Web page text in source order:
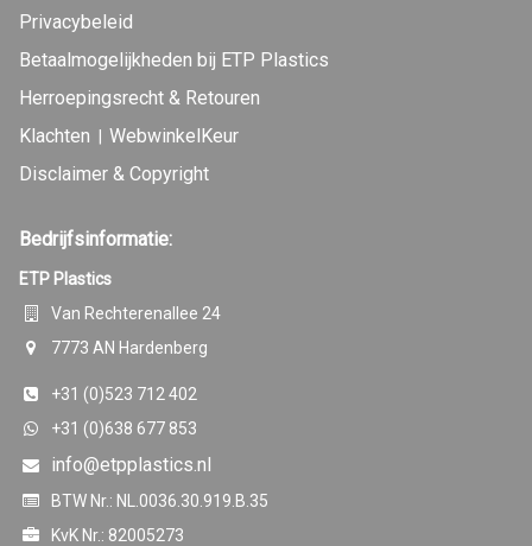
Privacybeleid
Betaalmogelijkheden bij ETP Plastics
Herroepingsrecht & Retouren
Klachten
WebwinkelKeur
Disclaimer & Copyright
Bedrijfsinformatie:
ETP Plastics
Van Rechterenallee 24
7773 AN Hardenberg
+31 (0)523 712 402
+31 (0)638 677 853
info@etpplastics.nl
BTW Nr.: NL.0036.30.919.B.35
KvK Nr.: 82005273